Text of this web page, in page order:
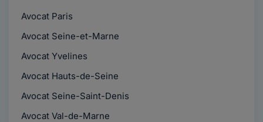
Avocat Paris
Avocat Seine-et-Marne
Avocat Yvelines
Avocat Hauts-de-Seine
Avocat Seine-Saint-Denis
Avocat Val-de-Marne